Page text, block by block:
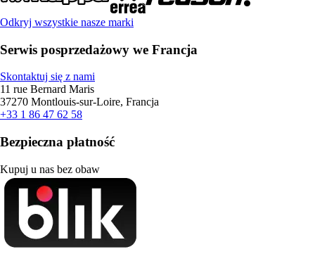
Odkryj wszystkie nasze marki
Serwis posprzedażowy we Francja
Skontaktuj się z nami
11 rue Bernard Maris
37270 Montlouis-sur-Loire, Francja
+33 1 86 47 62 58
Bezpieczna płatność
Kupuj u nas bez obaw